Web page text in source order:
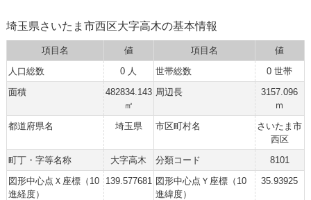
埼玉県さいたま市西区大字高木の基本情報
項目名 値 項目名
値
人口総数
0 人 世帯総数
0 世帯
面積
482834.143
㎡
周辺長
3157.096
ｍ
都道府県名
埼玉県 市区町村名
さいたま市
西区
町丁・字等名称
大字高木 分類コード
8101
図形中心点Ｘ座標（10
進経度）
139.577681 図形中心点Ｙ座標（10
進緯度）
35.93925